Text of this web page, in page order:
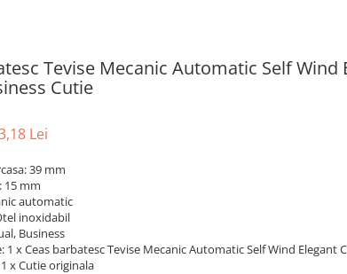
Tevise Mecanic Automatic Self Wind
Cutie
Lei
39 mm
15 mm
automatic
inoxidabil
Business
1 x Ceas barbatesc Tevise Mecanic Automatic Self Wind Elegant
x Cutie originala